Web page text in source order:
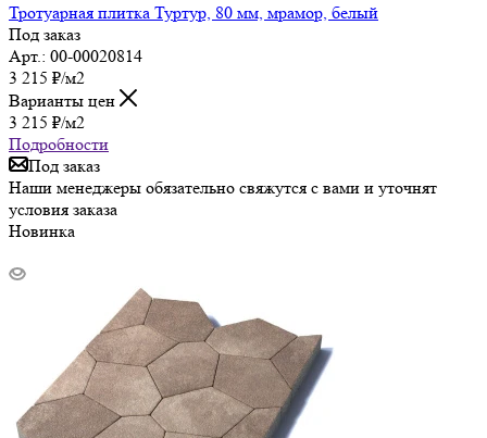
Тротуарная плитка Туртур, 80 мм, мрамор, белый
Под заказ
Арт.: 00-00020814
3 215 ₽/м2
Варианты цен
3 215 ₽/м2
Подробности
Под заказ
Наши менеджеры обязательно свяжутся с вами и уточнят
условия заказа
Новинка